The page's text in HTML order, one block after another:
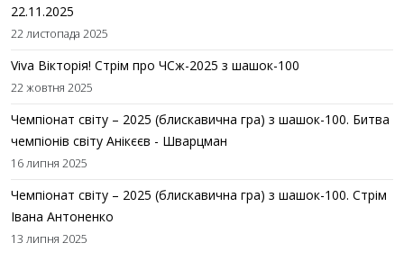
22.11.2025
22 листопада 2025
Viva Вікторія! Стрім про ЧСж-2025 з шашок-100
22 жовтня 2025
Чемпіонат світу – 2025 (блискавична гра) з шашок-100. Битва
чемпіонів світу Анікєєв - Шварцман
16 липня 2025
Чемпіонат світу – 2025 (блискавична гра) з шашок-100. Стрім
Івана Антоненко
13 липня 2025